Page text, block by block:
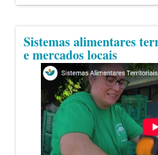
Sistemas alimentares
e mercados locais